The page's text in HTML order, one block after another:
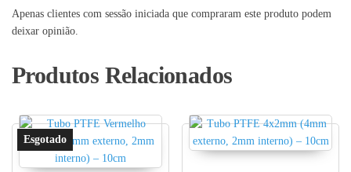
Apenas clientes com sessão iniciada que compraram este produto podem
deixar opinião.
Produtos Relacionados